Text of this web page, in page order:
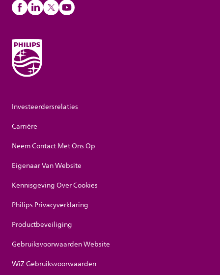
Investeerdersrelaties
Carrière
Neem Contact Met Ons Op
Eigenaar Van Website
Kennisgeving Over Cookies
Philips Privacyverklaring
Productbeveiliging
Gebruiksvoorwaarden Website
WiZ Gebruiksvoorwaarden